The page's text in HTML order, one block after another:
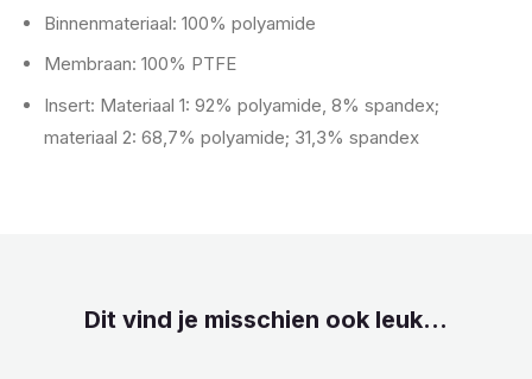
Binnenmateriaal: 100% polyamide
Membraan: 100% PTFE
Insert: Materiaal 1: 92% polyamide, 8% spandex;
materiaal 2: 68,7% polyamide; 31,3% spandex
Dit vind je misschien ook leuk...